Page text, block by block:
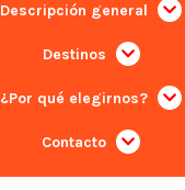
Descripción general
Destinos
¿Por qué elegirnos?
Contacto